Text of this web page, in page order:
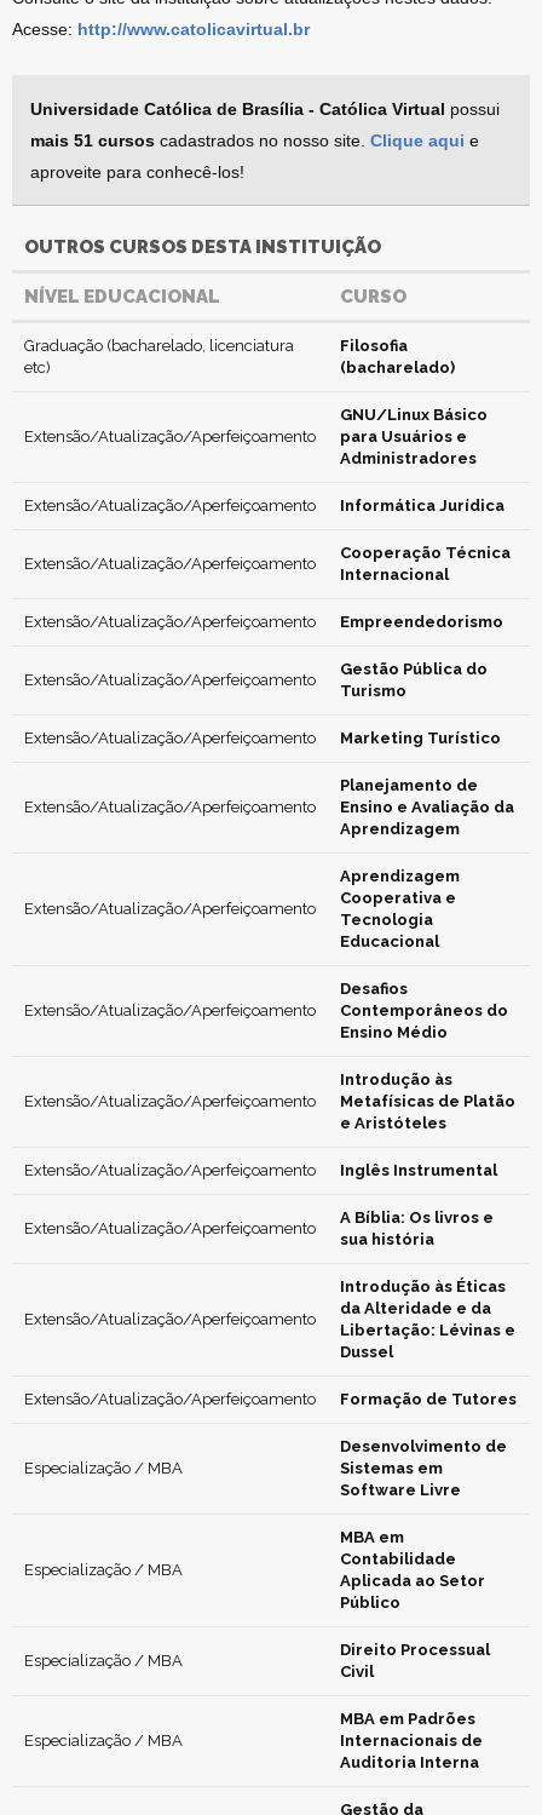
Acesse: http://www.catolicavirtual.br
Universidade Católica de Brasília - Católica Virtual possui
mais 51 cursos cadastrados no nosso site. Clique aqui e
aproveite para conhecê-los!
OUTROS CURSOS DESTA INSTITUIÇÃO
NÍVEL EDUCACIONAL CURSO
Graduação (bacharelado, licenciatura
etc)
Filosofia
(bacharelado)
Extensão/Atualização/Aperfeiçoamento
GNU/Linux Básico
para Usuários e
Administradores
Extensão/Atualização/Aperfeiçoamento Informática Jurídica
Extensão/Atualização/Aperfeiçoamento
Cooperação Técnica
Internacional
Extensão/Atualização/Aperfeiçoamento Empreendedorismo
Extensão/Atualização/Aperfeiçoamento
Gestão Pública do
Turismo
Extensão/Atualização/Aperfeiçoamento Marketing Turístico
Extensão/Atualização/Aperfeiçoamento
Planejamento de
Ensino e Avaliação da
Aprendizagem
Extensão/Atualização/Aperfeiçoamento
Aprendizagem
Cooperativa e
Tecnologia
Educacional
Extensão/Atualização/Aperfeiçoamento
Desafios
Contemporâneos do
Ensino Médio
Extensão/Atualização/Aperfeiçoamento
Introdução às
Metafísicas de Platão
e Aristóteles
Extensão/Atualização/Aperfeiçoamento Inglês Instrumental
Extensão/Atualização/Aperfeiçoamento
A Bíblia: Os livros e
sua história
Extensão/Atualização/Aperfeiçoamento
Introdução às Éticas
da Alteridade e da
Libertação: Lévinas e
Dussel
Extensão/Atualização/Aperfeiçoamento Formação de Tutores
Especialização / MBA
Desenvolvimento de
Sistemas em
Software Livre
Especialização / MBA
MBA em
Contabilidade
Aplicada ao Setor
Público
Especialização / MBA
Direito Processual
Civil
Especialização / MBA
MBA em Padrões
Internacionais de
Auditoria Interna
Gestão da